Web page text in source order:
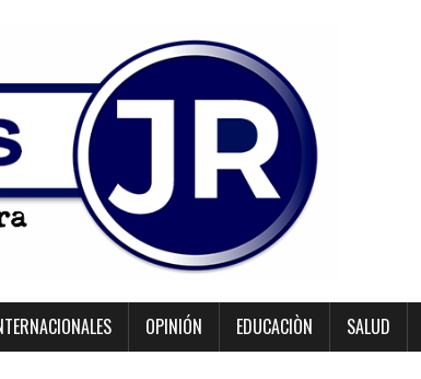
OPINIÓN EDUCACIÒN SALUD